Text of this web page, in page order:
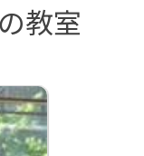
教室